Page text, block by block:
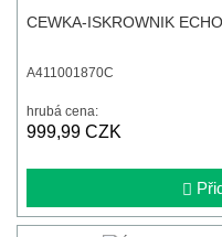
CEWKA-ISKROWNIK
A411001870C
hrubá cena:
999,99 CZK